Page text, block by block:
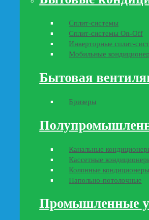
Сплит-системы
Сплит-системы On-Off
Инверторные сплит-
Мобильные
Бытовая
Бризеры
Канальные
Кассетные
Колонные кондиционеры
Напольно-потолочные
Промышленные